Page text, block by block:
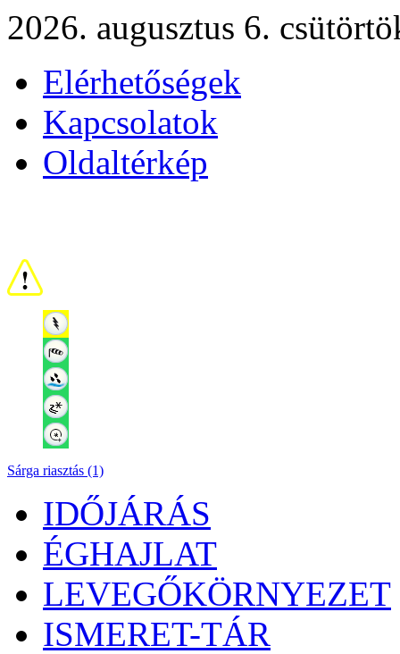
2026. augusztus 6.
Elérhetőségek
Kapcsolatok
Oldaltérkép
Sárga riasztás (1)
IDŐJÁRÁS
ÉGHAJLAT
LEVEGŐKÖRNYEZET
ISMERET-TÁR